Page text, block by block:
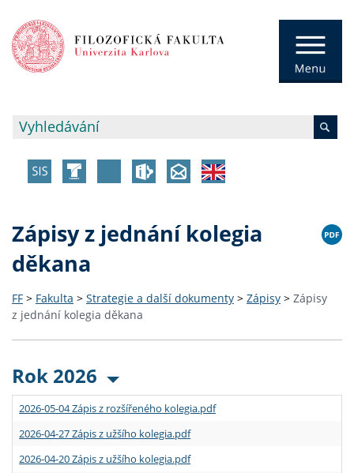
Zápisy z jednání kolegia
děkana
FF > Fakulta > Strategie a další dokumenty > Zápisy > Zápisy
z jednání kolegia děkana
Rok 2026
2026-05-04 Zápis z rozšířeného kolegia.pdf
2026-04-27 Zápis z užšího kolegia.pdf
2026-04-20 Zápis z užšího kolegia.pdf